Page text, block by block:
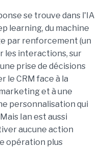
se trouve dans l'IA
learning, du machine
par renforcement (un
les interactions, sur
prise de décisions
le CRM face à la
et à une
personnalisation qui
Ian est aussi
aucune action
opération plus